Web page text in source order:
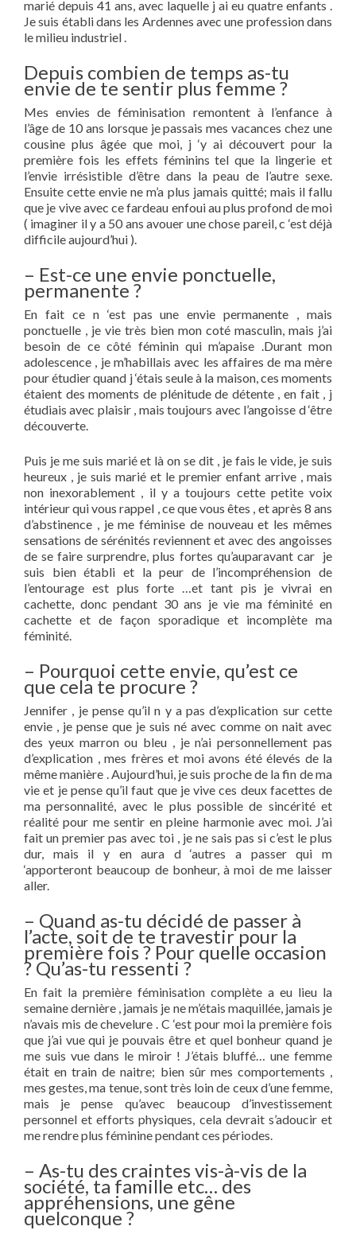
marié depuis 41 ans, avec laquelle j ai eu quatre enfants .
Je suis établi dans les Ardennes avec une profession dans
le milieu industriel .
Depuis combien de temps as-tu
envie de te sentir plus femme ?
Mes envies de féminisation remontent à l’enfance à
l’âge de 10 ans lorsque je passais mes vacances chez une
cousine plus âgée que moi, j ‘y ai découvert pour la
première fois les effets féminins tel que la lingerie et
l’envie irrésistible d’être dans la peau de l’autre sexe.
Ensuite cette envie ne m’a plus jamais quitté; mais il fallu
que je vive avec ce fardeau enfoui au plus profond de moi
( imaginer il y a 50 ans avouer une chose pareil, c ‘est déjà
difficile aujourd’hui ).
– Est-ce une envie ponctuelle,
permanente ?
En fait ce n ‘est pas une envie permanente , mais
ponctuelle , je vie très bien mon coté masculin, mais j’ai
besoin de ce côté féminin qui m’apaise .Durant mon
adolescence , je m’habillais avec les affaires de ma mère
pour étudier quand j ‘étais seule à la maison, ces moments
étaient des moments de plénitude de détente , en fait , j
étudiais avec plaisir , mais toujours avec l’angoisse d ‘être
découverte.
Puis je me suis marié et là on se dit , je fais le vide, je suis
heureux , je suis marié et le premier enfant arrive , mais
non inexorablement , il y a toujours cette petite voix
intérieur qui vous rappel , ce que vous êtes , et après 8 ans
d’abstinence , je me féminise de nouveau et les mêmes
sensations de sérénités reviennent et avec des angoisses
de se faire surprendre, plus fortes qu’auparavant car je
suis bien établi et la peur de l’incompréhension de
l’entourage est plus forte …et tant pis je vivrai en
cachette, donc pendant 30 ans je vie ma féminité en
cachette et de façon sporadique et incomplète ma
féminité.
– Pourquoi cette envie, qu’est ce
que cela te procure ?
Jennifer , je pense qu’il n y a pas d’explication sur cette
envie , je pense que je suis né avec comme on nait avec
des yeux marron ou bleu , je n’ai personnellement pas
d’explication , mes frères et moi avons été élevés de la
même manière . Aujourd’hui, je suis proche de la fin de ma
vie et je pense qu’il faut que je vive ces deux facettes de
ma personnalité, avec le plus possible de sincérité et
réalité pour me sentir en pleine harmonie avec moi. J’ai
fait un premier pas avec toi , je ne sais pas si c’est le plus
dur, mais il y en aura d ‘autres a passer qui m
‘apporteront beaucoup de bonheur, à moi de me laisser
aller.
– Quand as-tu décidé de passer à
l’acte, soit de te travestir pour la
première fois ? Pour quelle occasion
? Qu’as-tu ressenti ?
En fait la première féminisation complète a eu lieu la
semaine dernière , jamais je ne m’étais maquillée, jamais je
n’avais mis de chevelure . C ‘est pour moi la première fois
que j’ai vue qui je pouvais être et quel bonheur quand je
me suis vue dans le miroir ! J’étais bluffé… une femme
était en train de naitre; bien sûr mes comportements ,
mes gestes, ma tenue, sont très loin de ceux d’une femme,
mais je pense qu’avec beaucoup d’investissement
personnel et efforts physiques, cela devrait s’adoucir et
me rendre plus féminine pendant ces périodes.
– As-tu des craintes vis-à-vis de la
société, ta famille etc… des
appréhensions, une gêne
quelconque ?